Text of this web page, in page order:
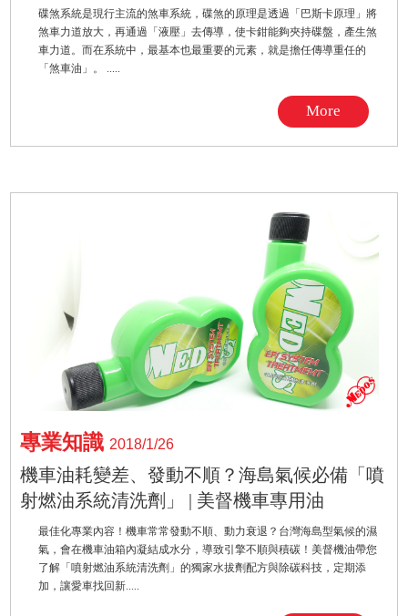
碟煞系統是現行主流的煞車系統，碟煞的原理是透過「巴斯卡原理」將
煞車力道放大，再通過「液壓」去傳導，使卡鉗能夠夾持碟盤，產生煞
車力道。而在系統中，最基本也最重要的元素，就是擔任傳導重任的
「煞車油」。 .....
More
專業知識2018/1/26
機車油耗變差、發動不順？海島氣候必備「噴
射燃油系統清洗劑」 | 美督機車專用油
最佳化專業內容！機車常常發動不順、動力衰退？台灣海島型氣候的濕
氣，會在機車油箱內凝結成水分，導致引擎不順與積碳！美督機油帶您
了解「噴射燃油系統清洗劑」的獨家水拔劑配方與除碳科技，定期添
加，讓愛車找回新.....